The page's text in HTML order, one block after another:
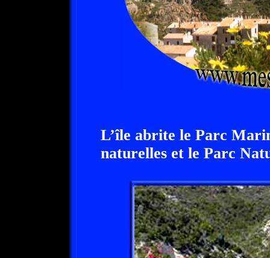
L’île abrite le Parc
naturelles et le Parc